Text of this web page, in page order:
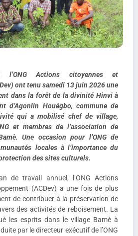
l’ONG Actions citoyennes et
ont tenu samedi 13 juin 2026 une
dans la forêt de la divinité Hinvi à
d’Agonlin Houégbo, commune de
qui a mobilisé chef de village,
et membres de l’association de
Une occasion pour l’ONG de
locales à l’importance du
des sites culturels.
de travail annuel, l’ONG Actions
(ACDev) a une fois de plus
de contribuer à la préservation de
des activités de reboisement. La
les esprits dans le village Bamè à
par le directeur exécutif de l’ONG